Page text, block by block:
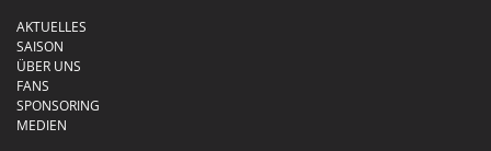
AKTUELLES
SAISON
ÜBER UNS
FANS
SPONSORING
MEDIEN